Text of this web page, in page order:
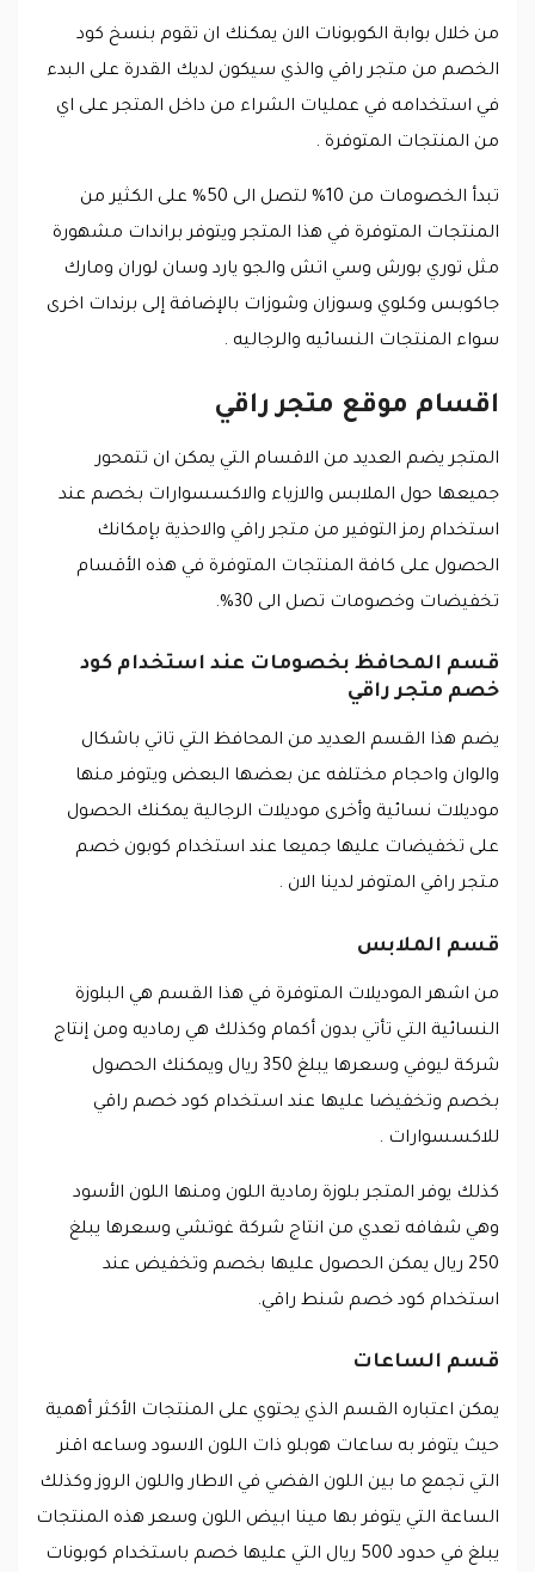
من خلال بوابة الكوبونات الان يمكنك ان تقوم بنسخ كود
الخصم من متجر راقي والذي سيكون لديك القدرة على البدء
في استخدامه في عمليات الشراء من داخل المتجر على اي
من المنتجات المتوفرة .
تبدأ الخصومات من 10% لتصل الى 50% على الكثير من
المنتجات المتوفرة في هذا المتجر ويتوفر براندات مشهورة
مثل توري بورش وسي اتش والجو يارد وسان لوران ومارك
جاكوبس وكلوي وسوزان وشوزات بالإضافة إلى برندات اخرى
سواء المنتجات النسائيه والرجاليه .
اقسام موقع متجر راقي
المتجر يضم العديد من الاقسام التي يمكن ان تتمحور
جميعها حول الملابس والازياء والاكسسوارات بخصم عند
استخدام رمز التوفير من متجر راقي والاحذية بإمكانك
الحصول على كافة المنتجات المتوفرة في هذه الأقسام
تخفيضات وخصومات تصل الى 30%.
قسم المحافظ بخصومات عند استخدام كود
خصم متجر راقي
يضم هذا القسم العديد من المحافظ التي تاتي باشكال
والوان واحجام مختلفه عن بعضها البعض ويتوفر منها
موديلات نسائية وأخرى موديلات الرجالية يمكنك الحصول
على تخفيضات عليها جميعا عند استخدام كوبون خصم
متجر راقي المتوفر لدينا الان .
قسم الملابس
من اشهر الموديلات المتوفرة في هذا القسم هي البلوزة
النسائية التي تأتي بدون أكمام وكذلك هي رماديه ومن إنتاج
شركة ليوفي وسعرها يبلغ 350 ريال ويمكنك الحصول
بخصم وتخفيضا عليها عند استخدام كود خصم راقي
للاكسسوارات .
كذلك يوفر المتجر بلوزة رمادية اللون ومنها اللون الأسود
وهي شفافه تعدي من انتاج شركة غوتشي وسعرها يبلغ
250 ريال يمكن الحصول عليها بخصم وتخفيض عند
استخدام كود خصم شنط راقي.
قسم الساعات
يمكن اعتباره القسم الذي يحتوي على المنتجات الأكثر أهمية
حيث يتوفر به ساعات هوبلو ذات اللون الاسود وساعه اقنر
التي تجمع ما بين اللون الفضي في الاطار واللون الروز وكذلك
الساعة التي يتوفر بها مينا ابيض اللون وسعر هذه المنتجات
يبلغ في حدود 500 ريال التي عليها خصم باستخدام كوبونات